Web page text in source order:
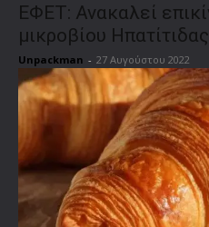
ΕΦΕΤ: Ανακαλεί
μικροβίου Ηπατίτιδας
Unpackman - 27 Αυγούστου 2022